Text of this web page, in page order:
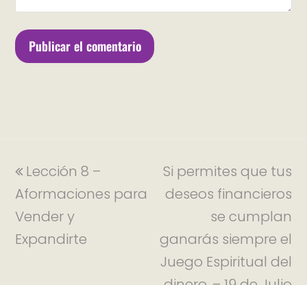
Lección 8 –
Aformaciones para
Vender y
Expandirte
Si permites que tus
deseos financieros
se cumplan
ganarás siempre el
Juego Espiritual del